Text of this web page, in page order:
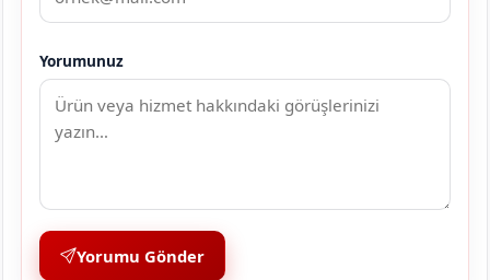
Yorumunuz
Yorumu Gönder